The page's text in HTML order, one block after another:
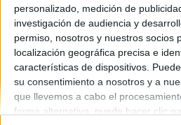
personalizado, medición de
investigación de audiencia y
permiso, nosotros y nuestros socios
localización geográfica precisa e
características de dispositivos.
su consentimiento a nosotros y a
que llevemos a cabo el
forma alternativa, puede hacer clic